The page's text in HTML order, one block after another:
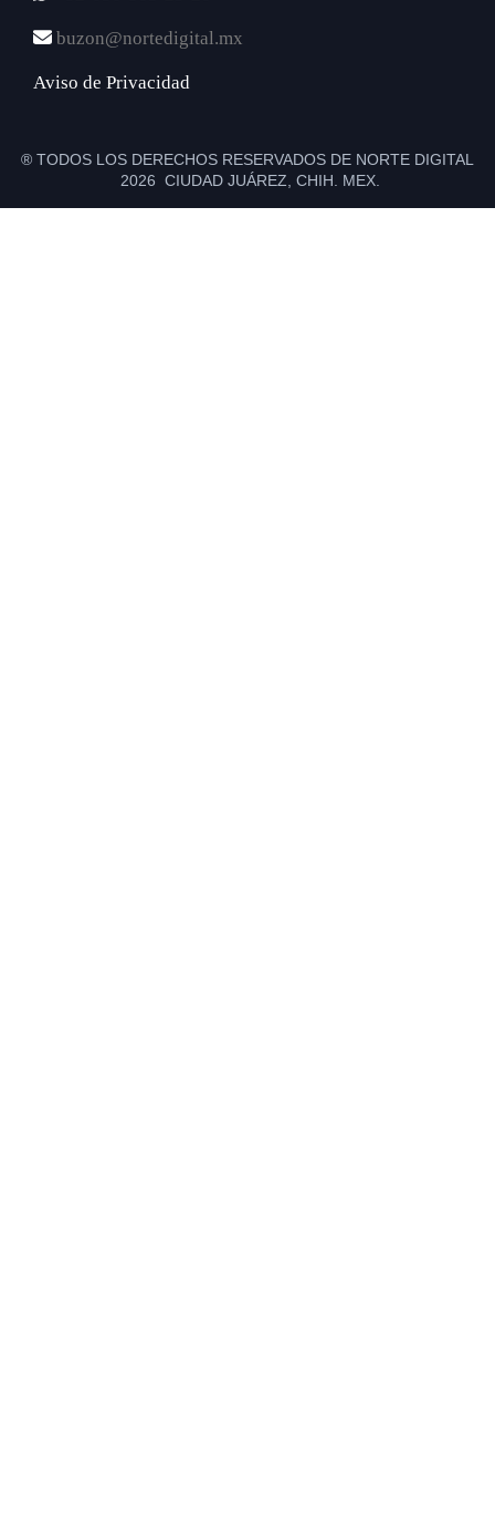
buzon@nortedigital.mx
Aviso de Privacidad
® TODOS LOS DERECHOS RESERVADOS DE NORTE DIGITAL
2026 CIUDAD JUÁREZ, CHIH. MEX.